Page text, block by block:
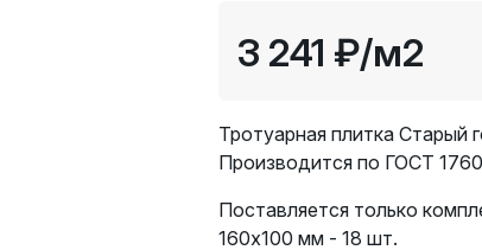
3 241 ₽/м2
Тротуарная плитка Старый
Производится по ГОСТ
Поставляется только
160х100 мм - 18 шт.